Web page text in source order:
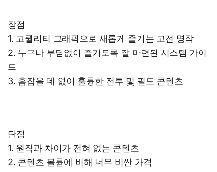
장점
1. 고퀄리티 그래픽으로 새롭게 즐기는 고전 명작
2. 누구나 부담없이 즐기도록 잘 마련된 시스템 가이
드
3. 흠잡을 데 없이 훌륭한 전투 및 필드 콘텐츠
단점
1. 원작과 차이가 전혀 없는 콘텐츠
2. 콘텐츠 볼륨에 비해 너무 비싼 가격